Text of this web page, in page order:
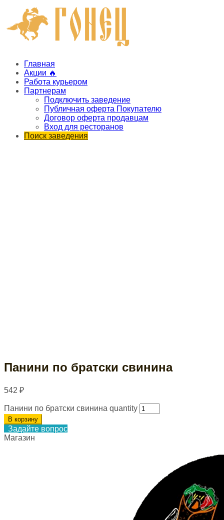
Главная
Акции 🔥
Работа курьером
Партнерам
Подключить заведение
Публичная оферта Покупателю
Договор оферта продавцам
Вход для ресторанов
Поиск заведения
Панини по братски свинина
542 ₽
Панини по братски свинина quantity
В корзину
Задайте вопрос
Магазин